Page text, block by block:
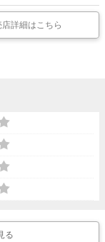
店詳細はこちら
る